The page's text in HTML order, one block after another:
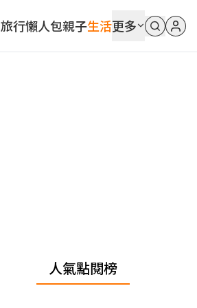
旅行懶人包親子生活更多
人氣點閱榜